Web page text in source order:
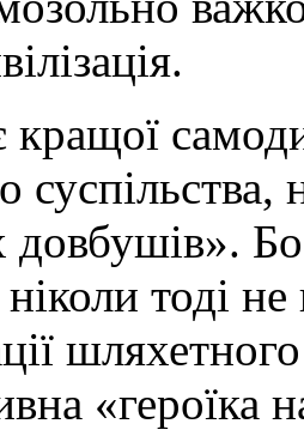
довбушів».
тоді
«героїка